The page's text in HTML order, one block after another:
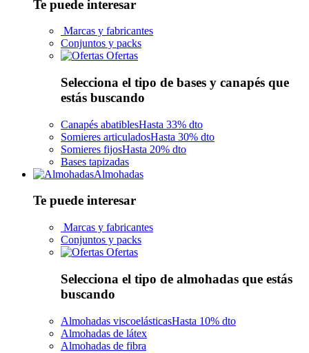
Te puede interesar
Marcas y fabricantes
Conjuntos y packs
Ofertas
Selecciona el tipo de bases y canapés que
estás buscando
Canapés abatiblesHasta 33% dto
Somieres articuladosHasta 30% dto
Somieres fijosHasta 20% dto
Bases tapizadas
Almohadas
Te puede interesar
Marcas y fabricantes
Conjuntos y packs
Ofertas
Selecciona el tipo de almohadas que estás
buscando
Almohadas viscoelásticasHasta 10% dto
Almohadas de látex
Almohadas de fibra